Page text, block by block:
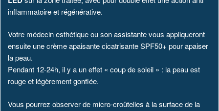
inflammatoire et régénérative.
Votre médecin esthétique ou son assistante vous appliqueront
ensuite une crème apaisante cicatrisante SPF50+ pour apaiser
la peau.
Pendant 12-24h, il y a un effet « coup de soleil » : la peau est
rouge et légèrement gonflée.
Vous pourrez observer de micro-croûtelles à la surface de la